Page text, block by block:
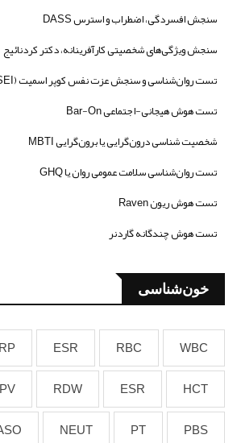
سنجش افسردگی، اضطراب و استرس DASS
سنجش ویژگی‌های شخصیتی کارآفرینانه، دکتر کردنائیج
تست روان‌شناسی و سنجش عزت نفس کوپر اسمیت (CSEI)
تست هوش هیجانی-اجتماعی Bar-On
شخصیت شناسی درون‌گرایی یا برون‌گرایی MBTI
تست روان‌شناسی سلامت عمومی روان یا GHQ
تست هوش ریون Raven
تست هوش چندگانه گاردنر
خون‌شناسی
WBC
RBC
ESR
HCT
ESR
RDW
PBS
PT
NEUT